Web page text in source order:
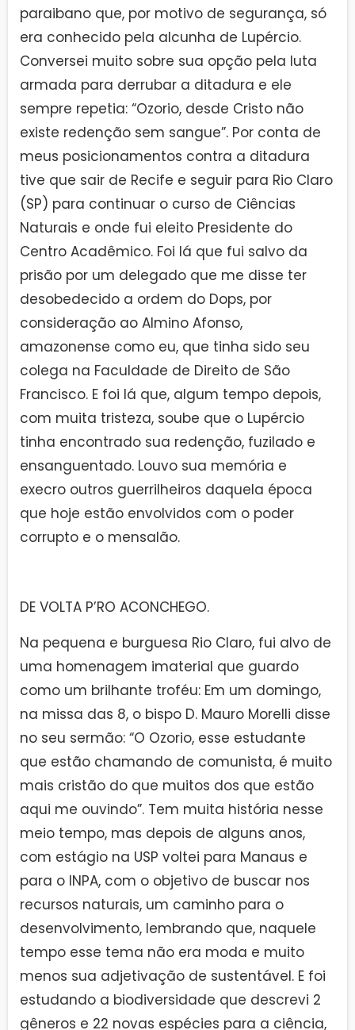
paraibano que, por motivo de segurança, só
era conhecido pela alcunha de Lupércio.
Conversei muito sobre sua opção pela luta
armada para derrubar a ditadura e ele
sempre repetia: “Ozorio, desde Cristo não
existe redenção sem sangue”. Por conta de
meus posicionamentos contra a ditadura
tive que sair de Recife e seguir para Rio Claro
(SP) para continuar o curso de Ciências
Naturais e onde fui eleito Presidente do
Centro Acadêmico. Foi lá que fui salvo da
prisão por um delegado que me disse ter
desobedecido a ordem do Dops, por
consideração ao Almino Afonso,
amazonense como eu, que tinha sido seu
colega na Faculdade de Direito de São
Francisco. E foi lá que, algum tempo depois,
com muita tristeza, soube que o Lupércio
tinha encontrado sua redenção, fuzilado e
ensanguentado. Louvo sua memória e
execro outros guerrilheiros daquela época
que hoje estão envolvidos com o poder
corrupto e o mensalão.
DE VOLTA P’RO ACONCHEGO.
Na pequena e burguesa Rio Claro, fui alvo de
uma homenagem imaterial que guardo
como um brilhante troféu: Em um domingo,
na missa das 8, o bispo D. Mauro Morelli disse
no seu sermão: “O Ozorio, esse estudante
que estão chamando de comunista, é muito
mais cristão do que muitos dos que estão
aqui me ouvindo”. Tem muita história nesse
meio tempo, mas depois de alguns anos,
com estágio na USP voltei para Manaus e
para o INPA, com o objetivo de buscar nos
recursos naturais, um caminho para o
desenvolvimento, lembrando que, naquele
tempo esse tema não era moda e muito
menos sua adjetivação de sustentável. E foi
estudando a biodiversidade que descrevi 2
gêneros e 22 novas espécies para a ciência,